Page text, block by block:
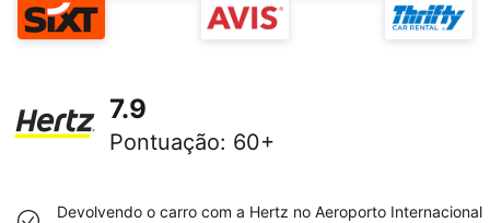
7.9
Pontuação: 60+
Devolvendo o carro com a Hertz no Aeroporto Internacional